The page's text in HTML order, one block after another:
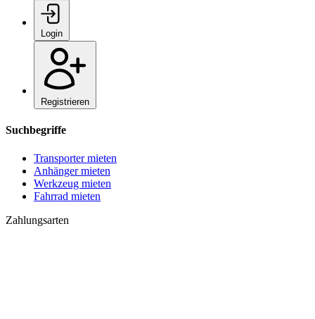
Login
Registrieren
Suchbegriffe
Transporter mieten
Anhänger mieten
Werkzeug mieten
Fahrrad mieten
Zahlungsarten